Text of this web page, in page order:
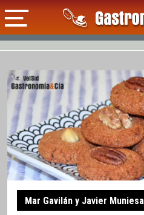
Mar Gavilán y Javier Muniesa